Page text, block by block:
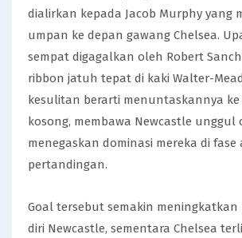
dialirkan kepada Jacob Murphy yang
umpan ke depan gawang Chelsea.
sempat digagalkan oleh Robert
ribbon jatuh tepat di kaki Walter-
kesulitan berarti menuntaskannya ke
kosong, membawa Newcastle unggul
menegaskan dominasi mereka di fase
pertandingan.
Goal tersebut semakin meningkatkan
diri Newcastle, sementara Chelsea